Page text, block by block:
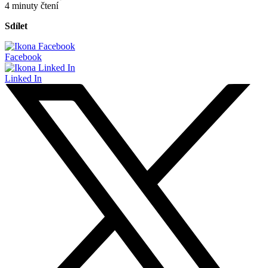
4 minuty čtení
Sdílet
Facebook
Linked In